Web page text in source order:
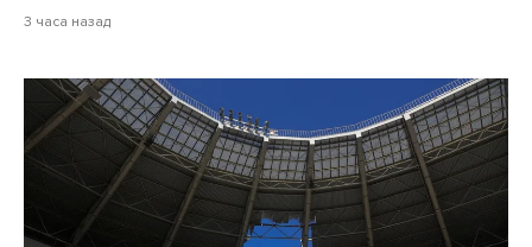
3 часа назад